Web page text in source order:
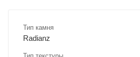
Тип камня
Radianz